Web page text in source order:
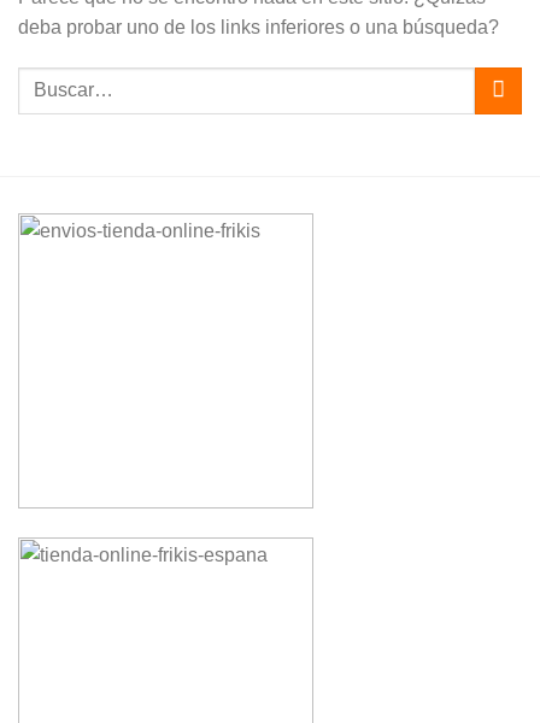
deba probar uno de los links inferiores o una búsqueda?